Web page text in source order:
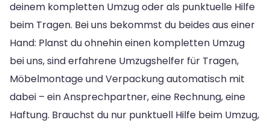
deinem kompletten Umzug oder als punktuelle Hilfe
beim Tragen. Bei uns bekommst du beides aus einer
Hand: Planst du ohnehin einen kompletten Umzug
bei uns, sind erfahrene Umzugshelfer für Tragen,
Möbelmontage und Verpackung automatisch mit
dabei – ein Ansprechpartner, eine Rechnung, eine
Haftung. Brauchst du nur punktuell Hilfe beim Umzug,